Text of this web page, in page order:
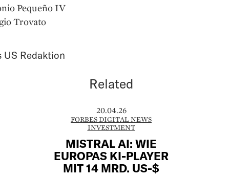
Pequeño IV
Trovato
US Redaktion
Related
20.04.26
FORBES DIGITAL NEWS
INVESTMENT
MISTRAL AI: WIE
EUROPAS KI-PLAYER
MIT 14 MRD. US-$